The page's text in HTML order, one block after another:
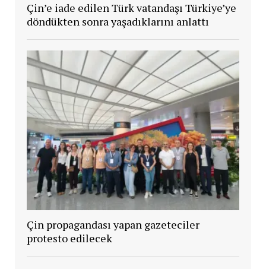
Çin’e iade edilen Türk vatandaşı Türkiye’ye
döndükten sonra yaşadıklarını anlattı
Çin propagandası yapan gazeteciler
protesto edilecek